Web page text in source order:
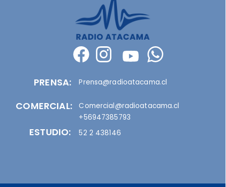
PRENSA:
COMERCIAL:
Prensa@radioatacama.cl
Comercial@radioatacama.cl
+56947385793
ESTUDIO: 52 2 438146